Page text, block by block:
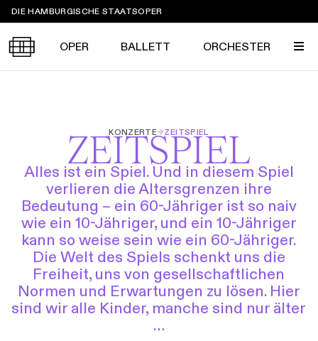
DIE HAMBURGISCHE STAATSOPER
OPER BALLETT ORCHESTER
Suche
Tickets &
Termine
Ihr Besuch
KALENDER
Alle Oper Ballett Konzert
PROGRAMM
Spielzeit 2026/2027 Premieren
Repertoire Konzerte Festivals
CLICK in
ÜBER UNS
Oper Ballett Orchester
Die Hamburgische Staatsoper
SERVICE
Tickets & Preise Ihr Besuch Abos
Jobs
DANKEMEIN KONTO
KONZERTE→ZEITSPIEL
ZEITSPIEL
Alles ist ein Spiel. Und in diesem Spiel
verlieren die Altersgrenzen ihre
Bedeutung – ein 60-Jähriger ist so naiv
wie ein 10-Jähriger, und ein 10-Jähriger
kann so weise sein wie ein 60-Jähriger.
Die Welt des Spiels schenkt uns die
Freiheit, uns von gesellschaftlichen
Normen und Erwartungen zu lösen. Hier
sind wir alle Kinder, manche sind nur älter
…